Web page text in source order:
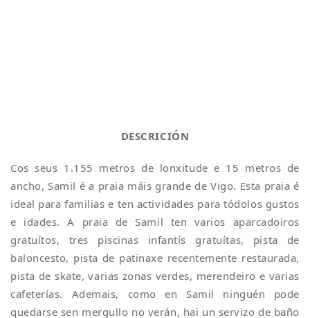
DESCRICIÓN
Cos seus 1.155 metros de lonxitude e 15 metros de
ancho, Samil é a praia máis grande de Vigo. Esta praia é
ideal para familias e ten actividades para tódolos gustos
e idades. A praia de Samil ten varios aparcadoiros
gratuítos, tres piscinas infantís gratuítas, pista de
baloncesto, pista de patinaxe recentemente restaurada,
pista de skate, varias zonas verdes, merendeiro e varias
cafeterías. Ademais, como en Samil ninguén pode
quedarse sen mergullo no verán, hai un servizo de baño